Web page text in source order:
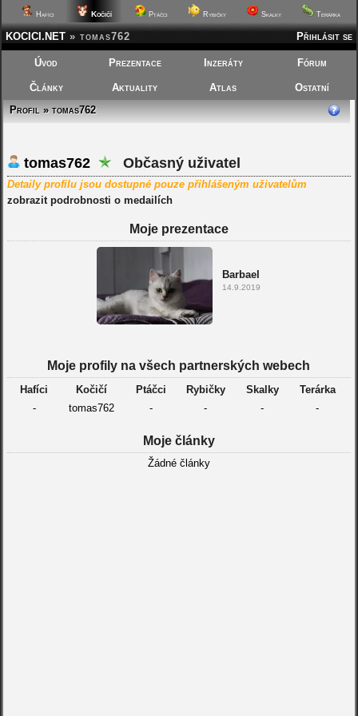
Hafíci Kočičí Ptáčci Rybičky Skalky Terárka
Přihlásit se
KOCICI.NET » tomas762
Úvod Prezentace Inzeráty Fórum
Články Aktuality Atlas
Ostatní
Profil » tomas762
tomas762 Občasný uživatel
Detaily profilu jsou dostupné pouze přihlášeným uživatelům
zobrazit podrobnosti o medailích
Moje prezentace
Barbael
14.9.2019
Moje profily na všech partnerských webech
Hafíci Kočičí Ptáčci Rybičky Skalky
Terárka
-
tomas762 - - - -
Moje články
Žádné články